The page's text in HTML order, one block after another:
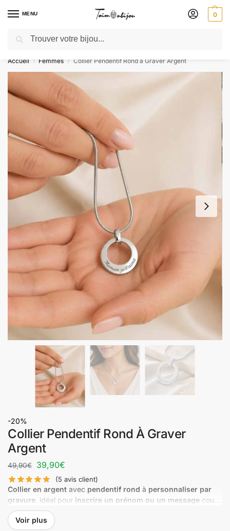
MENU 0
🎁 SOLDES SOLDES : jusqu’à -30 % ! GRAVURE OFFERTE – Livré 48h
Accueil / Femmes / Collier Pendentif Rond à Graver Argent
-20%
Collier Pendentif Rond À Graver
Argent
49,90€ 39,90€
(5 avis client)
Collier en argent avec pendentif rond à personnaliser par
gravure , idéal pour inscrire un prénom ou un message court
et offrir un bijou délicat, plein d’émotion
Voir plus